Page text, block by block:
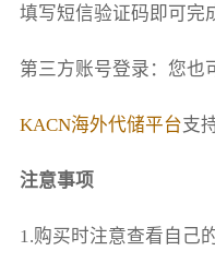
第三方
KACN海外代储平台支
注意事项
1.购买时注意查看自己